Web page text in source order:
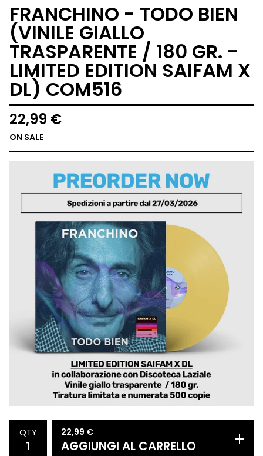
FRANCHINO - TODO BIEN
(VINILE GIALLO
TRASPARENTE / 180 GR. -
LIMITED EDITION SAIFAM X
DL) COM516
22,99 €
ON SALE
QTY 22,99 €
AGGIUNGI AL CARRELLO